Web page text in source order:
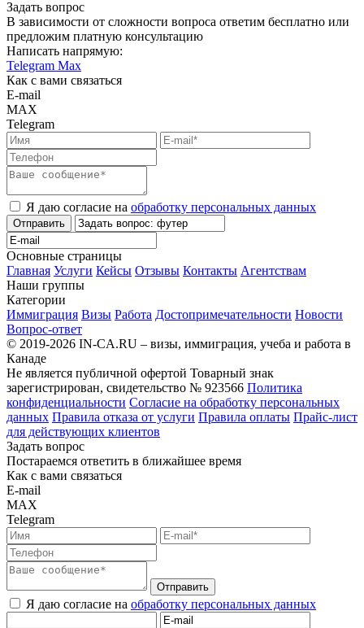
Задать вопрос
В зависимости от сложности вопроса ответим бесплатно или
предложим платную консультацию
Написать напрямую:
Telegram Max
Как с вами связаться
E-mail
MAX
Telegram
Я даю согласие на обработку персональных данных
Отправить
Основные страницы
Главная Услуги Кейсы Отзывы Контакты Агентствам
Наши группы
Категории
Иммиграция Визы Работа Достопримечательности Новости
Вопрос-ответ
© 2019-2026 IN-CA.RU – визы, иммиграция, учеба и работа в
Канаде
Не является публичной офертой Товарный знак
зарегистрирован, свидетельство № 923566 Политика
конфиденциальности Согласие на обработку персональных
данных Правила отказа от услуги Правила оплаты Прайс-лист
для действующих клиентов
Задать вопрос
Постараемся ответить в ближайшее время
Как с вами связаться
E-mail
MAX
Telegram
Отправить
Я даю согласие на обработку персональных данных